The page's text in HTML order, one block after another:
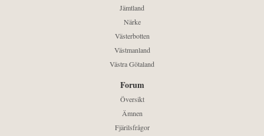
Jämtland
Närke
Västerbotten
Västmanland
Västra Götaland
Forum
Översikt
Ämnen
Fjärilsfrågor